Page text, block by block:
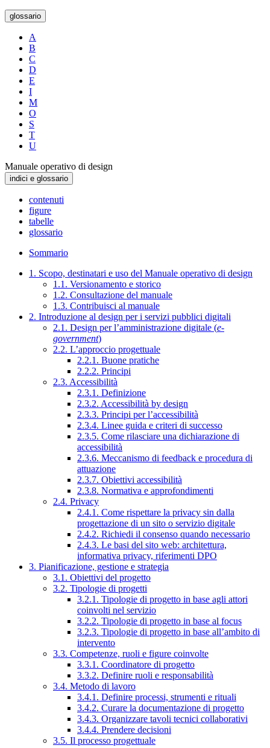
glossario
A
B
C
D
E
I
M
O
S
T
U
Manuale operativo di design
indici e glossario
contenuti
figure
tabelle
glossario
Sommario
1. Scopo, destinatari e uso del Manuale operativo di design
1.1. Versionamento e storico
1.2. Consultazione del manuale
1.3. Contribuisci al manuale
2. Introduzione al design per i servizi pubblici digitali
2.1. Design per l’amministrazione digitale (e-
government)
2.2. L’approccio progettuale
2.2.1. Buone pratiche
2.2.2. Principi
2.3. Accessibilità
2.3.1. Definizione
2.3.2. Accessibilità by design
2.3.3. Principi per l’accessibilità
2.3.4. Linee guida e criteri di successo
2.3.5. Come rilasciare una dichiarazione di
accessibilità
2.3.6. Meccanismo di feedback e procedura di
attuazione
2.3.7. Obiettivi accessibilità
2.3.8. Normativa e approfondimenti
2.4. Privacy
2.4.1. Come rispettare la privacy sin dalla
progettazione di un sito o servizio digitale
2.4.2. Richiedi il consenso quando necessario
2.4.3. Le basi del sito web: architettura,
informativa privacy, riferimenti DPO
3. Pianificazione, gestione e strategia
3.1. Obiettivi del progetto
3.2. Tipologie di progetti
3.2.1. Tipologie di progetto in base agli attori
coinvolti nel servizio
3.2.2. Tipologie di progetto in base al focus
3.2.3. Tipologie di progetto in base all’ambito di
intervento
3.3. Competenze, ruoli e figure coinvolte
3.3.1. Coordinatore di progetto
3.3.2. Definire ruoli e responsabilità
3.4. Metodo di lavoro
3.4.1. Definire processi, strumenti e rituali
3.4.2. Curare la documentazione di progetto
3.4.3. Organizzare tavoli tecnici collaborativi
3.4.4. Prendere decisioni
3.5. Il processo progettuale